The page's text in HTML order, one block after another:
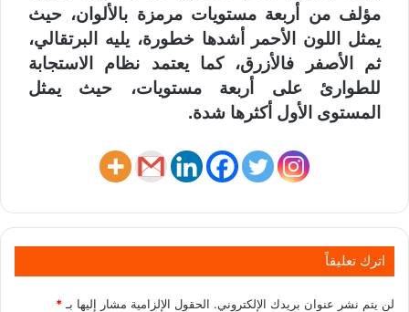
مؤلف من أربعة مستويات مرمزة بالألوان، حيث
يمثل اللون الأحمر أشدها خطورة، يليه البرتقالي،
ثم الأصفر فالأزرق، كما يعتمد نظام الاستجابة
للطوارئ على أربعة مستويات، حيث يمثل
المستوى الأول أكثرها شدة.
اترك تعليقاً
لن يتم نشر عنوان بريدك الإلكتروني. الحقول الإلزامية مشار إليها بـ *